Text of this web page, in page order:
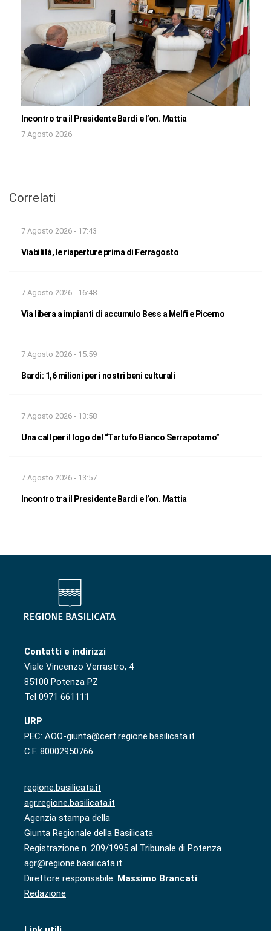
Incontro tra il Presidente Bardi e l’on. Mattia
7 Agosto 2026
Correlati
7 Agosto 2026 - 17:43
Viabilità, le riaperture prima di Ferragosto
7 Agosto 2026 - 16:48
Via libera a impianti di accumulo Bess a Melfi e Picerno
7 Agosto 2026 - 15:59
Bardi: 1,6 milioni per i nostri beni culturali
7 Agosto 2026 - 13:58
Una call per il logo del “Tartufo Bianco Serrapotamo”
7 Agosto 2026 - 13:57
Incontro tra il Presidente Bardi e l’on. Mattia
Contatti e indirizzi
Viale Vincenzo Verrastro, 4
85100 Potenza PZ
Tel 0971 661111
URP
PEC: AOO-giunta@cert.regione.basilicata.it
C.F. 80002950766
regione.basilicata.it
agr.regione.basilicata.it
Agenzia stampa della
Giunta Regionale della Basilicata
Registrazione n. 209/1995 al Tribunale di Potenza
agr@regione.basilicata.it
Direttore responsabile: Massimo Brancati
Redazione